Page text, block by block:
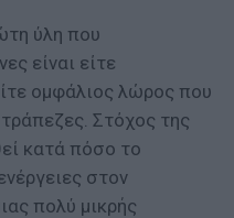
ύλη που
είναι είτε
ομφάλιος λώρος που
Στόχος της
κατά πόσο το
στον
πολύ μικρής